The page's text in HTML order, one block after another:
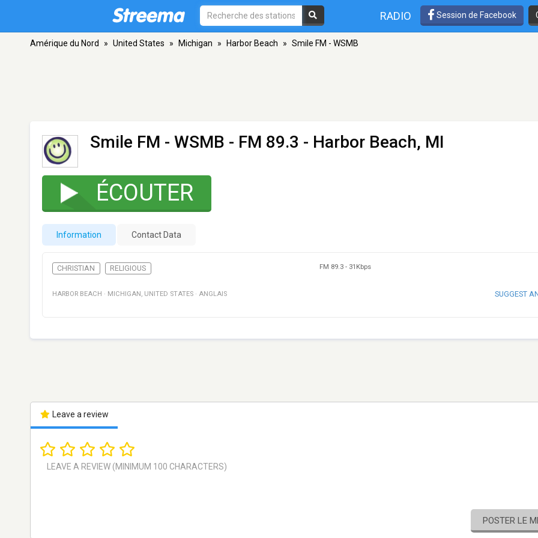
RADIO Session de Facebook
Amérique du Nord » United States » Michigan » Harbor Beach » Smile FM - WSMB
Smile FM - WSMB - FM 89.3 - Harbor Beach, MI
ÉCOUTER
Information Contact Data
CHRISTIAN RELIGIOUS FM 89.3 - 31Kbps
HARBOR BEACH · MICHIGAN , UNITED STATES · ANGLAIS SUGGEST
Leave a review
POSTER LE